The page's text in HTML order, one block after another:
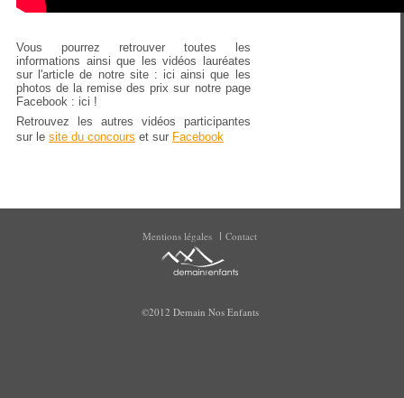
Vous pourrez retrouver toutes les
informations ainsi que les vidéos lauréates
sur l'article de notre site : ici ainsi que les
photos de la remise des prix sur notre page
Facebook : ici !
Retrouvez les autres vidéos participantes
sur le site du concours et sur Facebook
Mentions légales Contact
©2012 Demain Nos Enfants